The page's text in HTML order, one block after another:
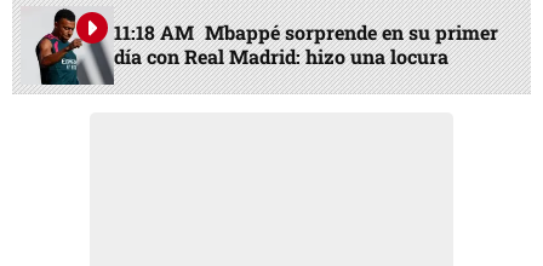
11:18 AM Mbappé sorprende en su primer
día con Real Madrid: hizo una locura